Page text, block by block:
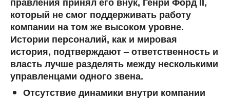
который не смог поддерживать работу
компании на том же высоком уровне.
Истории персоналий, как и мировая
история, подтверждают – ответственность и
власть лучше разделять между несколькими
управленцами одного звена.
Отсутствие динамики внутри компании